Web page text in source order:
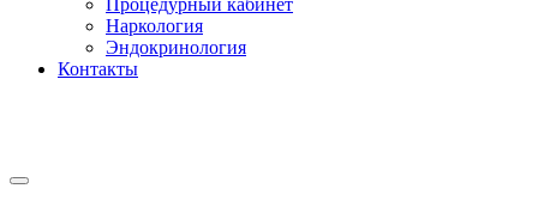
Процедурный кабинет
Наркология
Эндокринология
Контакты